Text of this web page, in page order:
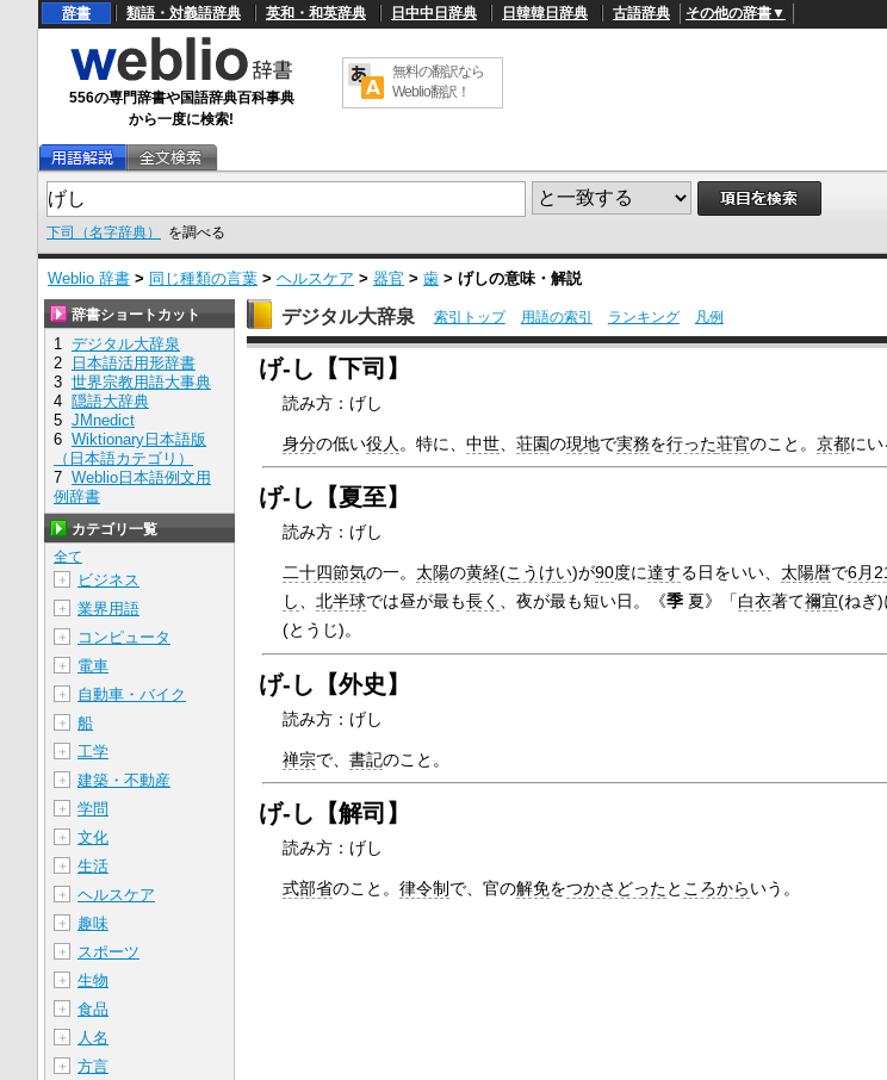
辞書 類語・対義語辞典 英和・和英辞典 日中中日辞典 日韓韓日辞典 古語辞典 その他の辞書▼
556の専門辞書や国語辞典百科事典
から一度に検索!
無料の翻訳なら
Weblio翻訳！
下司（名字辞典） を調べる
Weblio 辞書 > 同じ種類の言葉 > ヘルスケア > 器官 > 歯 > げしの意味・解説
U
/
L
:
4
デジタル大辞泉 索引トップ 用語の索引 ランキング 凡例
げ‐し【下司】
読み方：げし
身分の低い役人 。特に、中世 、荘園の現地で実務を行った荘官のこと。京都にい
げ‐し【夏至】
読み方：げし
二十四節気の一。 太陽の黄経(こうけい)が90度に達する日をいい、 太陽暦で6月
し、北半球では昼が最も長く 、夜が最も短い日。《季 夏》「白衣著て禰宜(ねぎ
(とうじ)。
げ‐し【外史】
読み方：げし
禅宗で、書記のこと。
げ‐し【解司】
読み方：げし
式部省のこと。律令制 で、官の解免をつかさどったと ころからいう。
辞書ショートカット
1 デジタル大辞泉
2
日本語活用形辞書
3 世界宗教用語大事典
4 隠語大辞典
5 JMnedict
6 Wiktionary日本語版
（日本語カテゴリ）
7 Weblio日本語例文用
例辞書
カテゴリ一覧
全て
＋
ビジネス
＋ 業界用語
＋ コンピュータ
＋ 電車
＋ 自動車・バイク
＋ 船
＋ 工学
＋ 建築・不動産
＋ 学問
＋ 文化
＋ 生活
＋ ヘルスケア
＋ 趣味
＋ スポーツ
＋ 生物
＋ 食品
＋ 人名
＋ 方言